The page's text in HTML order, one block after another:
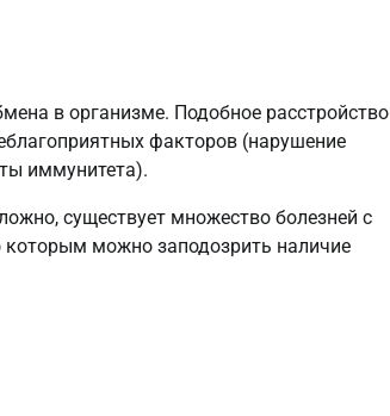
в организме. Подобное расстройство
факторов (нарушение
иммунитета).
существует множество болезней с
которым можно заподозрить наличие